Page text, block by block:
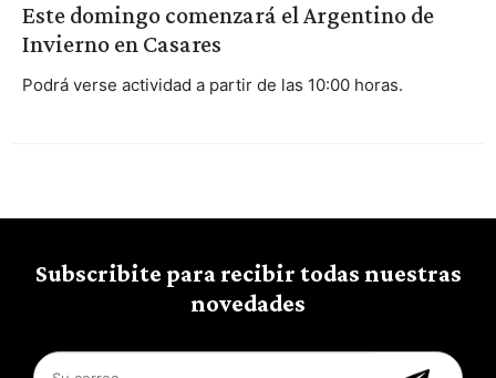
Este domingo comenzará el Argentino de
Invierno en Casares
Podrá verse actividad a partir de las 10:00 horas.
Subscribite para recibir todas nuestras
novedades